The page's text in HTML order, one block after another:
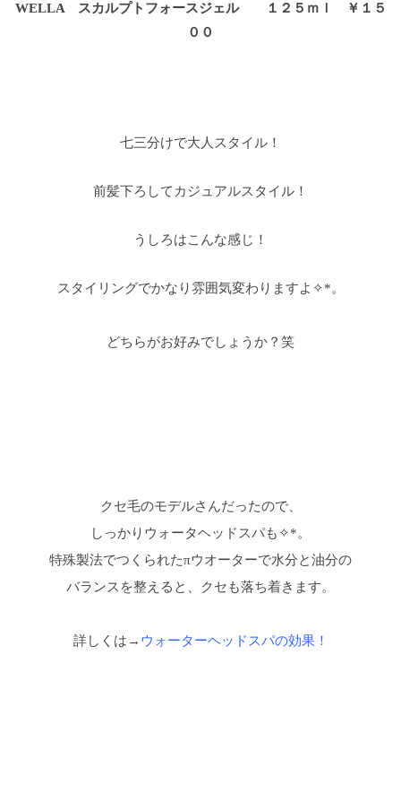
WELLA スカルプトフォースジェル １２５ｍｌ ￥１５
００
七三分けで大人スタイル！
前髪下ろしてカジュアルスタイル！
うしろはこんな感じ！
スタイリングでかなり雰囲気変わりますよ✧*。
どちらがお好みでしょうか？笑
クセ毛のモデルさんだったので、
しっかりウォータヘッドスパも✧*。
特殊製法でつくられたπウオーターで水分と油分の
バランスを整えると、クセも落ち着きます。
詳しくは→ ウォーターヘッドスパの効果！